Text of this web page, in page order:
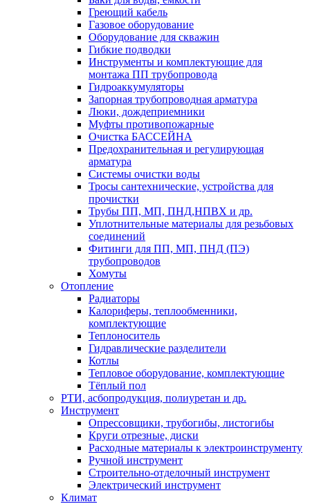
Греющий кабель
Газовое оборудование
Оборудование для скважин
Гибкие подводки
Инструменты и комплектующие для
монтажа ПП трубопровода
Гидроаккумуляторы
Запорная трубопроводная арматура
Люки, дождеприемники
Муфты противопожарные
Очистка БАССЕЙНА
Предохранительная и регулирующая
арматура
Системы очистки воды
Тросы сантехнические, устройства для
прочистки
Трубы ПП, МП, ПНД,НПВХ и др.
Уплотнительные материалы для резьбовых
соединений
Фитинги для ПП, МП, ПНД (ПЭ)
трубопроводов
Хомуты
Отопление
Радиаторы
Калориферы, теплообменники,
комплектующие
Теплоноситель
Гидравлические разделители
Котлы
Тепловое оборудование, комплектующие
Тёплый пол
РТИ, асбопродукция, полиуретан и др.
Инструмент
Опрессовщики, трубогибы, листогибы
Круги отрезные, диски
Расходные материалы к электроинструменту
Ручной инструмент
Строительно-отделочный инструмент
Электрический инструмент
Климат